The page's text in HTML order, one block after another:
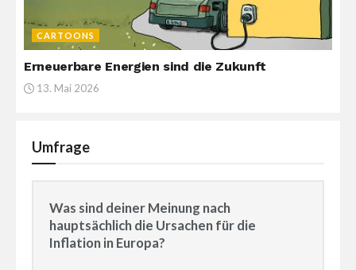
CARTOONS
Erneuerbare Energien sind die Zukunft
13. Mai 2026
Umfrage
Was sind deiner Meinung nach
hauptsächlich die Ursachen für die
Inflation in Europa?